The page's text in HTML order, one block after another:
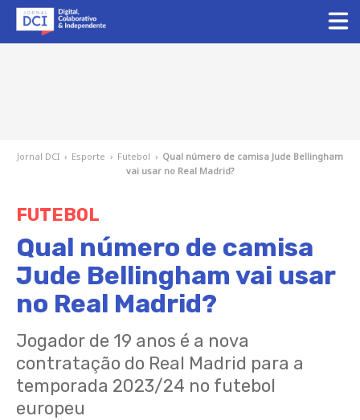
Jornal DCI › Esporte › Futebol › Qual número de camisa Jude Bellingham
vai usar no Real Madrid?
FUTEBOL
Qual número de camisa
Jude Bellingham vai usar
no Real Madrid?
Jogador de 19 anos é a nova
contratação do Real Madrid para a
temporada 2023/24 no futebol
europeu